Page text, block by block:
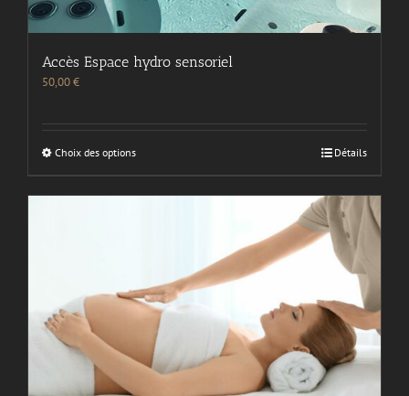
Accès Espace hydro sensoriel
50,00€
Choix des options Détails